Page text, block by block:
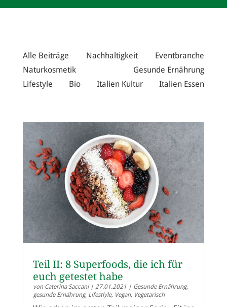
Alle Beiträge Nachhaltigkeit
Eventbranche
Naturkosmetik
Gesunde Ernährung
Lifestyle
Bio Italien Kultur Italien Essen
Teil II: 8 Superfoods, die ich für
euch getestet habe
von Caterina Saccani| 27.01.2021 | Gesunde Ernährung,
gesunde Ernährung, Lifestlyle, Vegan, Vegetarisch